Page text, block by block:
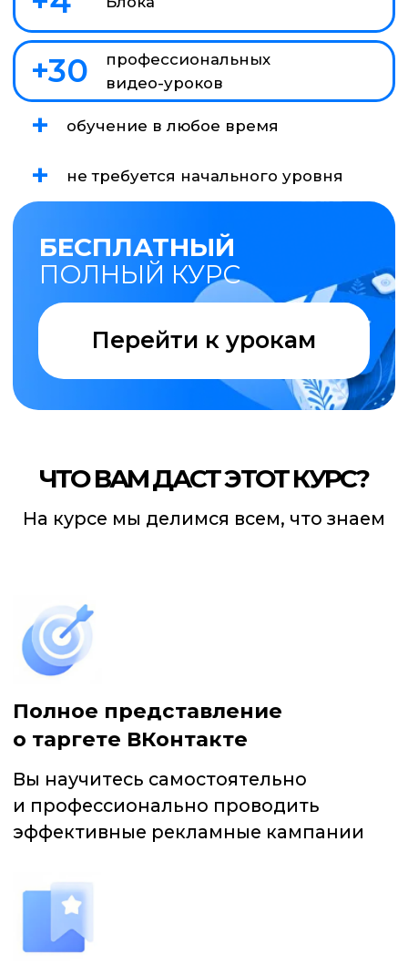
На курсе мы делимся всем, что знаем
ЧТО ВАМ ДАСТ ЭТОТ КУРС?
Полное представление
о таргете ВКонтакте
Вы научитесь самостоятельно
и профессионально проводить
эффективные рекламные кампании
Прохождение курса позволит
оплату труда, ведь вы освоите очень
Актуальная информация
Вы узнаете много полезной
информации. Курс соответствует
кабинете
которые длятся не более 10 минут
ПРОГРАММА КУРСА